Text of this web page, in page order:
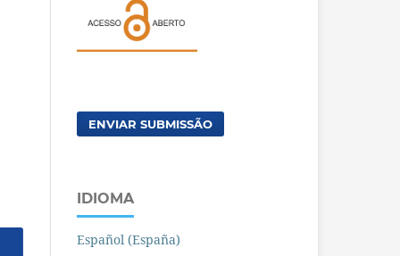
ENVIAR SUBMISSÃO
IDIOMA
Español (España)